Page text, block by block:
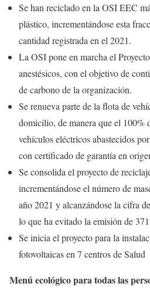
Se han reciclado en la OSI EEC
plástico, incrementándose esta
cantidad registrada en el 2021.
La OSI pone en marcha el
anestésicos, con el objetivo de
de carbono de la organización.
Se renueva parte de la flota de
domicilio, de manera que el 100%
vehículos eléctricos abastecidos
con certificado de garantía en
Se consolida el proyecto de
incrementándose el número de
año 2021 y alcanzándose la cifra
lo que ha evitado la emisión de
Se inicia el proyecto para la
fotovoltaicas en 7 centros de Salud
Menú ecológico para todas las